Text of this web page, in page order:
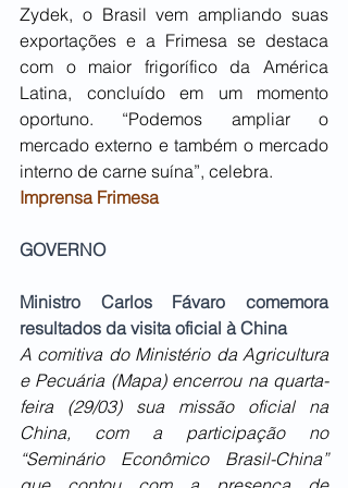
Zydek, o Brasil vem ampliando suas
exportações e a Frimesa se destaca
com o maior frigorífico da América
Latina, concluído em um momento
oportuno. “Podemos ampliar o
mercado externo e também o mercado
interno de carne suína”, celebra.
Imprensa Frimesa
GOVERNO
Ministro Carlos Fávaro comemora
resultados da visita oficial à China
A comitiva do Ministério da Agricultura
e Pecuária (Mapa) encerrou na quarta-
feira (29/03) sua missão oficial na
China, com a participação no
“Seminário Econômico Brasil-China”